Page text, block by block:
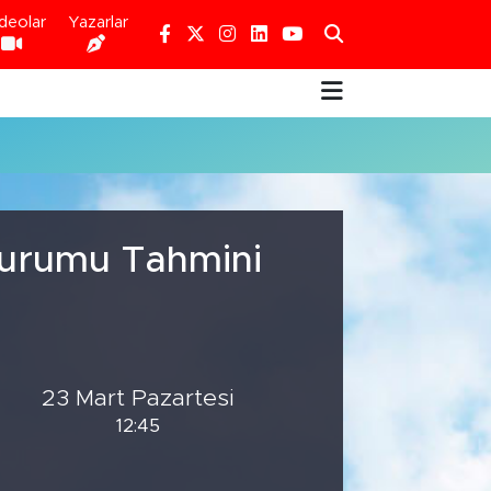
Yazarlar
Tahmini
23 Mart Pazartesi
12:45